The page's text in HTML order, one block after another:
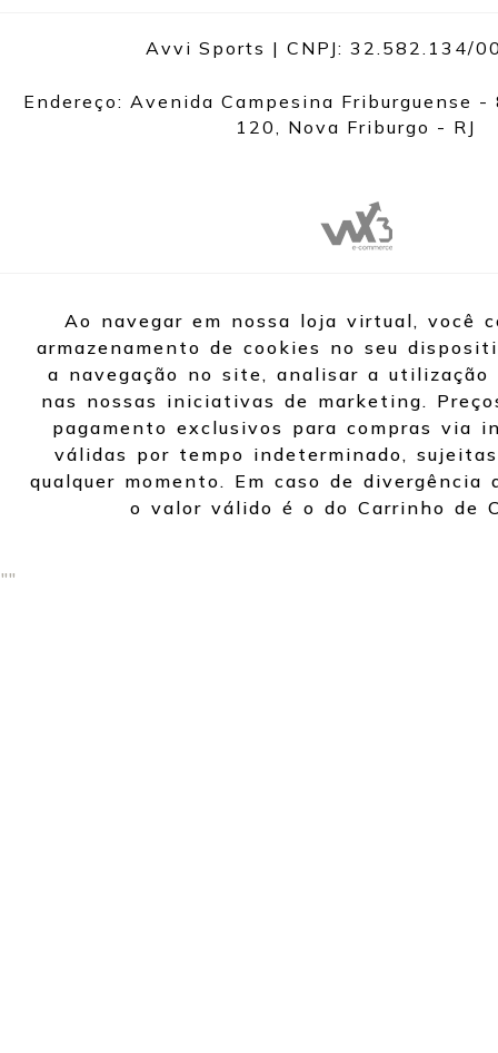
Avvi Sports | CNPJ: 32.582.134/
Endereço: Avenida Campesina Friburguense
120, Nova Friburgo - RJ
Ao navegar em nossa loja virtual, você
armazenamento de cookies no seu
a navegação no site, analisar a
nas nossas iniciativas de marketing.
pagamento exclusivos para compras via
válidas por tempo indeterminado,
qualquer momento. Em caso de divergência
o valor válido é o do Carrinho de
""